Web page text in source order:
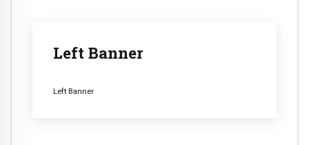
Left Banner
Left Banner